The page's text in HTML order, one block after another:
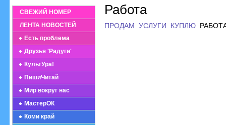
СВЕЖИЙ НОМЕР
ЛЕНТА НОВОСТЕЙ
Есть проблема
Друзья 'Радуги'
КультУра!
ПишиЧитай
Мир вокруг нас
МастерОК
Коми край
Работа
ПРОДАМ УСЛУГИ КУПЛЮ